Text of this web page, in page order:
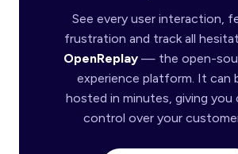
See every user interaction,
frustration and track all
OpenReplay— the open-
experience platform. It can
hosted in minutes, giving you
control over your